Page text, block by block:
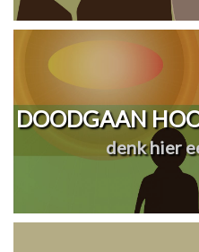
DOODGAAN
denk hier